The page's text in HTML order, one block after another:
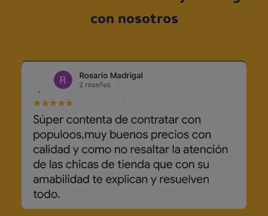
con nosotros